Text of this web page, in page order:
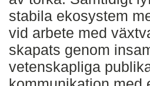
stabila ekosystem
vid arbete med
skapats genom
vetenskapliga